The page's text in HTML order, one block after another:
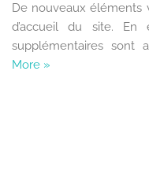
De nouveaux éléments
d’accueil du site. En
supplémentaires sont
More »